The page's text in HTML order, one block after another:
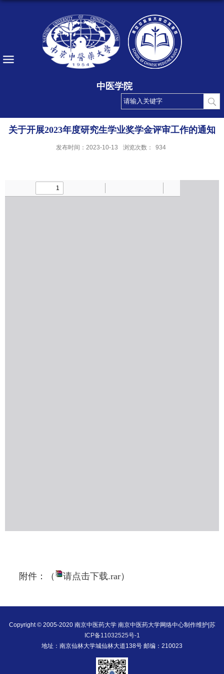
中医学院
关于开展2023年度研究生学业奖学金评审工作的通知
发布时间：2023-10-13 浏览次数： 934
附件：（ 请点击下载.rar）
Copyright © 2005-2020 南京中医药大学 南京中医药大学网络中心制作维护| 苏
ICP备11032525号-1
地址：南京仙林大学城仙林大道138号 邮编：210023